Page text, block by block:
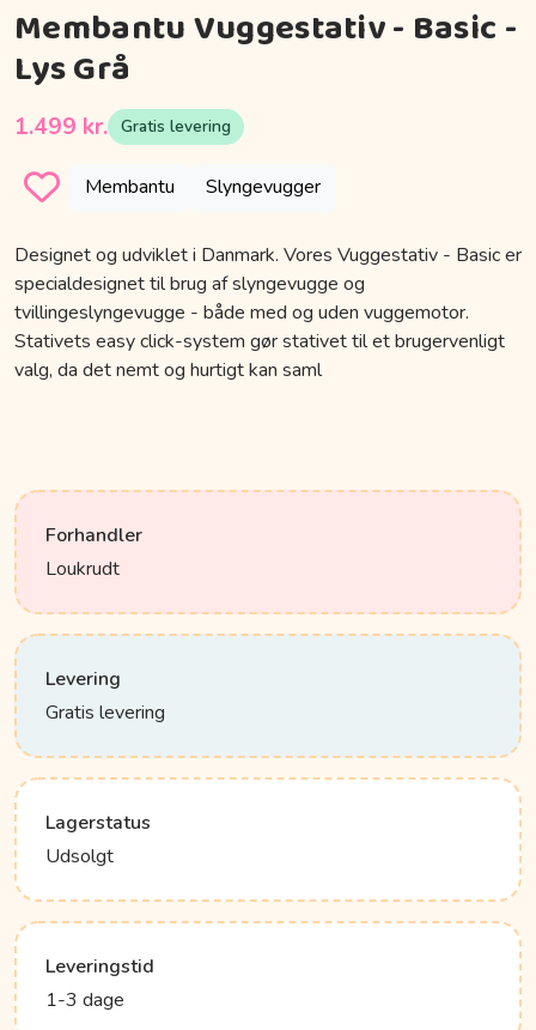
Membantu Vuggestativ - Basic -
Lys Grå
1.499 kr. Gratis levering
Membantu Slyngevugger
Designet og udviklet i Danmark. Vores Vuggestativ - Basic er
specialdesignet til brug af slyngevugge og
tvillingeslyngevugge - både med og uden vuggemotor.
Stativets easy click-system gør stativet til et brugervenligt
valg, da det nemt og hurtigt kan saml
Forhandler
Loukrudt
Levering
Gratis levering
Lagerstatus
Udsolgt
Leveringstid
1-3 dage